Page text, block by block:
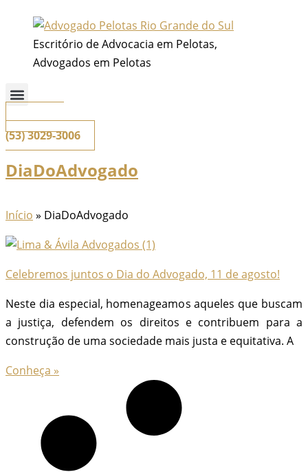
conteúdo
Escritório de Advocacia em Pelotas,
Advogados em Pelotas
(53) 3029-3006
DiaDoAdvogado
Início » DiaDoAdvogado
Celebremos juntos o Dia do Advogado, 11 de agosto!
Neste dia especial, homenageamos aqueles que buscam
a justiça, defendem os direitos e contribuem para a
construção de uma sociedade mais justa e equitativa. A
Conheça »